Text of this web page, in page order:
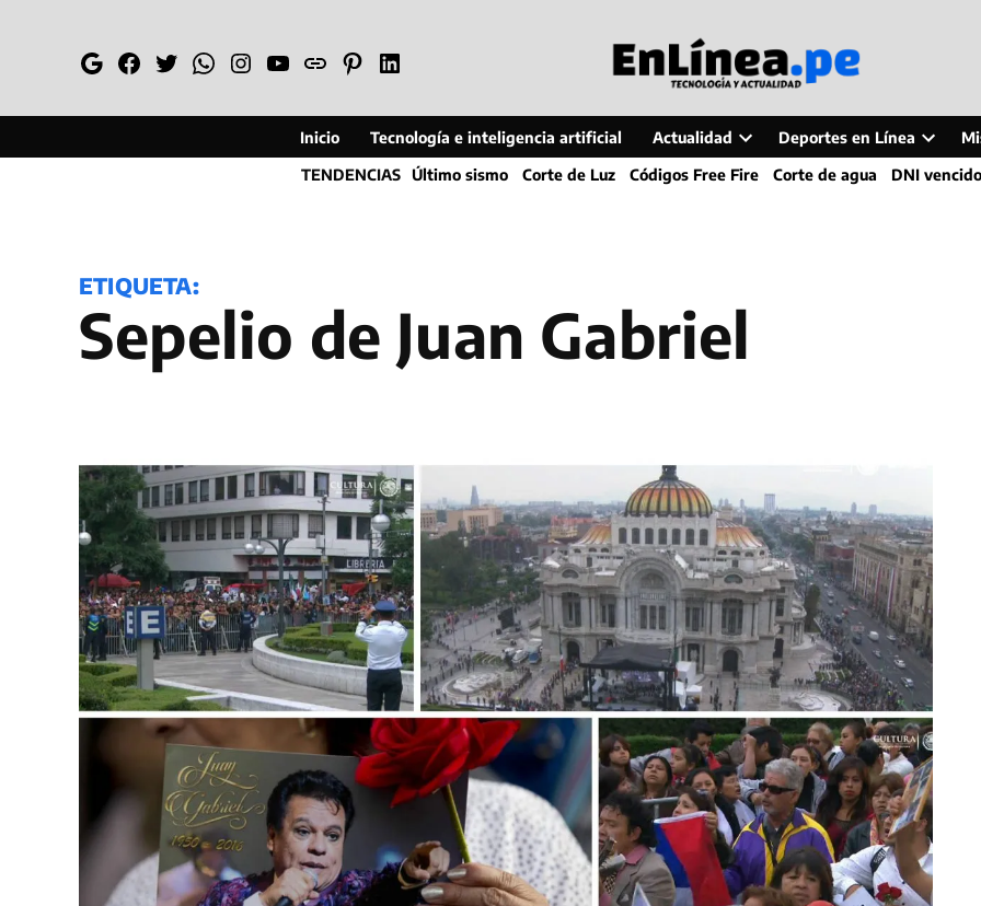
GoogleFacebook
TwitterWhatsapp
Instagram
YouTube
WebPinterestLinkedin
Inicio Tecnología e inteligencia artificial Actualidad
Open
dropdown
Deportes en Línea
Open
dropdown
TENDENCIAS Último sismo Corte de Luz Códigos Free Fire Corte de agua DNI vencido
ETIQUETA:
sepelio de Juan Gabriel